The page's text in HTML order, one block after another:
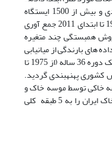
های بارندگی و دما از 296 ایستگاه همدیدی و بیش از 1500 ایستگاه
بارانسنجی کشور در دوره زمانی ابتدای 1975 تا ابتدای 2011 جمع آوری
همبستگی چند متغیره
های بارندگی از میانیابی
به روش IDW برای هر ماه از هر سال در یک دوره 36 ساله (از 1975 تا
در مقیاس کشوری پهنه­بندی گردید.
خاکی توسط موسه خاک و
آب در مقیاس کشوری تهیه شده و بافت خاک ایران را به 5 طبقه کلی